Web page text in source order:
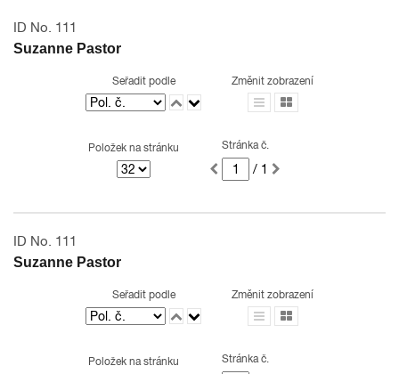
ID No. 111
Suzanne Pastor
Seřadit podle Změnit zobrazení
Položek na stránku Stránka č.
/ 1
ID No. 111
Suzanne Pastor
Seřadit podle Změnit zobrazení
Položek na stránku Stránka č.